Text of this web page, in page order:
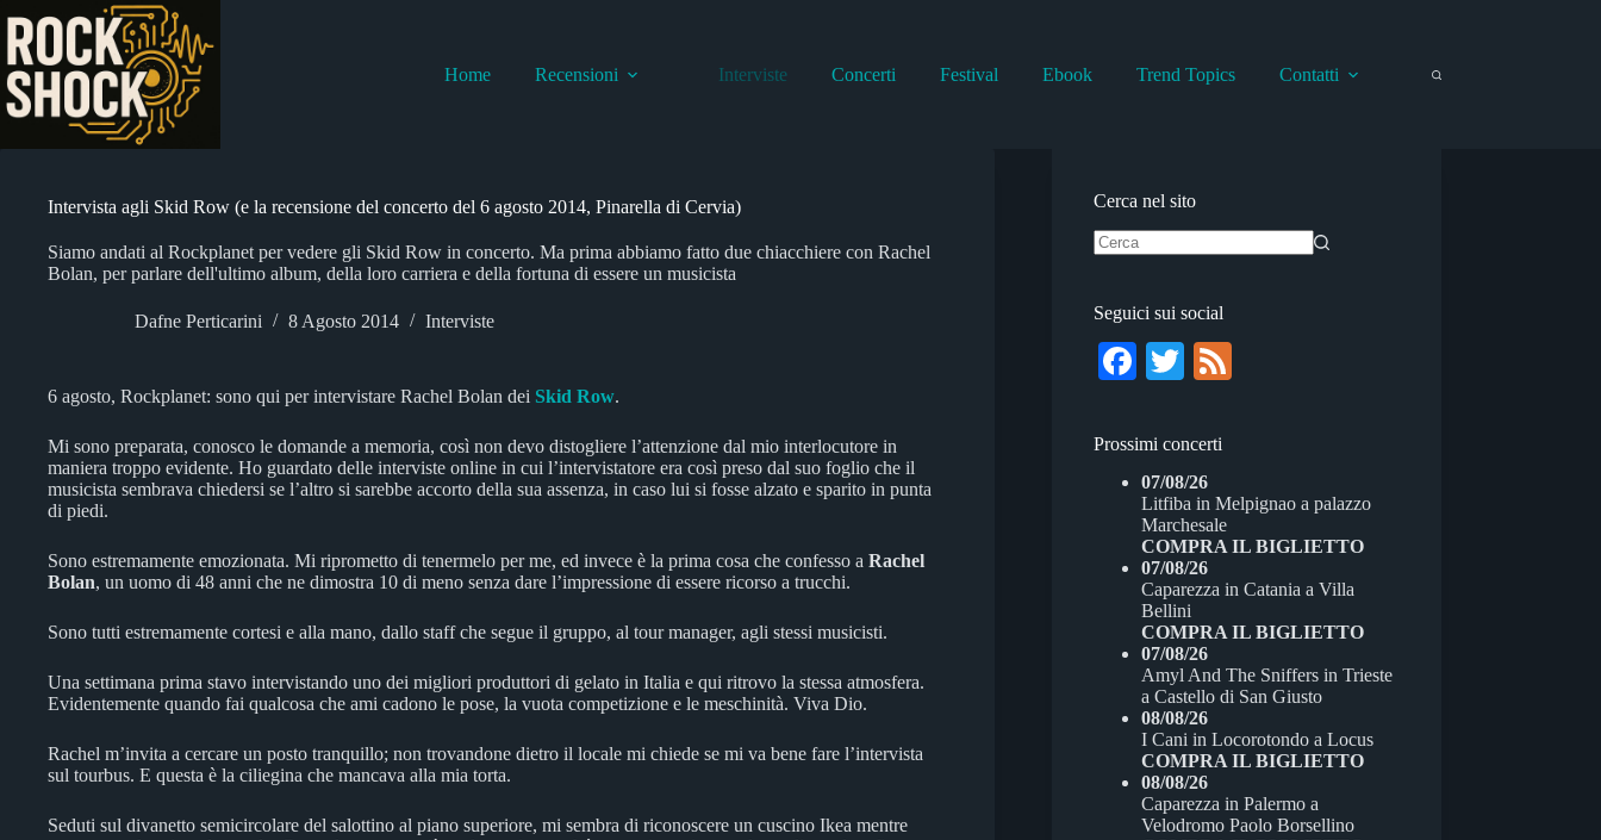
contenuto
Home
Recensioni Interviste Concerti Festival Ebook Trend Topics Contatti
Intervista agli Skid Row (e la recensione del concerto del 6 agosto 2014, Pinarella di Cervia)
Siamo andati al Rockplanet per vedere gli Skid Row in concerto. Ma prima abbiamo fatto due chiacchiere con Rachel
Bolan, per parlare dell'ultimo album, della loro carriera e della fortuna di essere un musicista
Dafne Perticarini 8 Agosto 2014 Interviste
6 agosto, Rockplanet: sono qui per intervistare Rachel Bolan dei Skid Row.
Mi sono preparata, conosco le domande a memoria, così non devo distogliere l’attenzione dal mio interlocutore in
maniera troppo evidente. Ho guardato delle interviste online in cui l’intervistatore era così preso dal suo foglio che il
musicista sembrava chiedersi se l’altro si sarebbe accorto della sua assenza, in caso lui si fosse alzato e sparito in punta
di piedi.
Sono estremamente emozionata. Mi riprometto di tenermelo per me, ed invece è la prima cosa che confesso a Rachel
Bolan, un uomo di 48 anni che ne dimostra 10 di meno senza dare l’impressione di essere ricorso a trucchi.
Sono tutti estremamente cortesi e alla mano, dallo staff che segue il gruppo, al tour manager, agli stessi musicisti.
Una settimana prima stavo intervistando uno dei migliori produttori di gelato in Italia e qui ritrovo la stessa atmosfera.
Evidentemente quando fai qualcosa che ami cadono le pose, la vuota competizione e le meschinità. Viva Dio.
Rachel m’invita a cercare un posto tranquillo; non trovandone dietro il locale mi chiede se mi va bene fare l’intervista
sul tourbus. E questa è la ciliegina che mancava alla mia torta.
Seduti sul divanetto semicircolare del salottino al piano superiore, mi sembra di riconoscere un cuscino Ikea mentre
Cerca nel sito
Seguici sui social
Fa
bo
ok
T
tte
r
Prossimi concerti
07/08/26
Litfiba inMelpignao a palazzo
Marchesale
COMPRA IL BIGLIETTO
07/08/26
Caparezza inCatania a Villa
Bellini
COMPRA IL BIGLIETTO
07/08/26
Amyl And The Sniffers inTrieste
a Castello di San Giusto
08/08/26
I Cani inLocorotondo a Locus
COMPRA IL BIGLIETTO
08/08/26
Caparezza inPalermo a
Velodromo Paolo Borsellino